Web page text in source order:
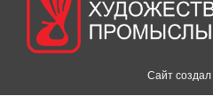
Сайт создал